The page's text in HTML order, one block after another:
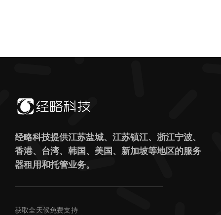
经略科技提供江苏盐城、江苏镇江、浙江宁波、
香港、台湾、韩国、美国、新加坡等地区的服务
器租用和托管业务。
获取全天候免费支持